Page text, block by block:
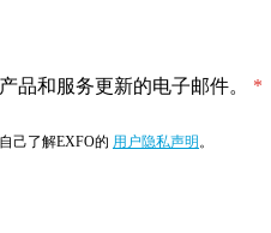
品和服务更新的电子邮件。
己了解EXFO的 用户隐私声明 。